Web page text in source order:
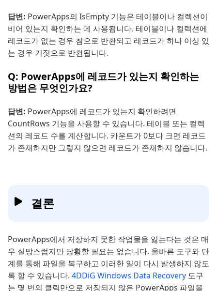
답변: PowerApps의 IsEmpty 기능은 테이블이나 컬렉션이
비어 있는지 확인하는 데 사용됩니다. 테이블이나 컬렉션에
레코드가 없는 경우 참으로 반환되고 레코드가 하나 이상 있
는 경우 거짓으로 반환됩니다.
Q: PowerApps에 레코드가 있는지 확인하는
방법은 무엇인가요?
답변: PowerApps에 레코드가 있는지 확인하려면
CountRows 기능을 사용할 수 있습니다. 테이블 또는 컬렉
션의 레코드 수를 계산합니다. 카운트가 0보다 크면 레코드
가 존재하지만 그렇지 않으면 레코드가 존재하지 않습니다.
결론
PowerApps에서 저장하지 못한 작업물을 잃는다는 것은 매
우 실망스럽지만 당황할 필요는 없습니다. 올바른 도구와 단
계를 통해 파일을 복구하고 이러한 일이 다시 발생하지 않도
록 할 수 있습니다. 4DDiG Windows Data Recovery 도구
는 몇 번의 클릭만으로 저장되지 않은 PowerApps 파일을